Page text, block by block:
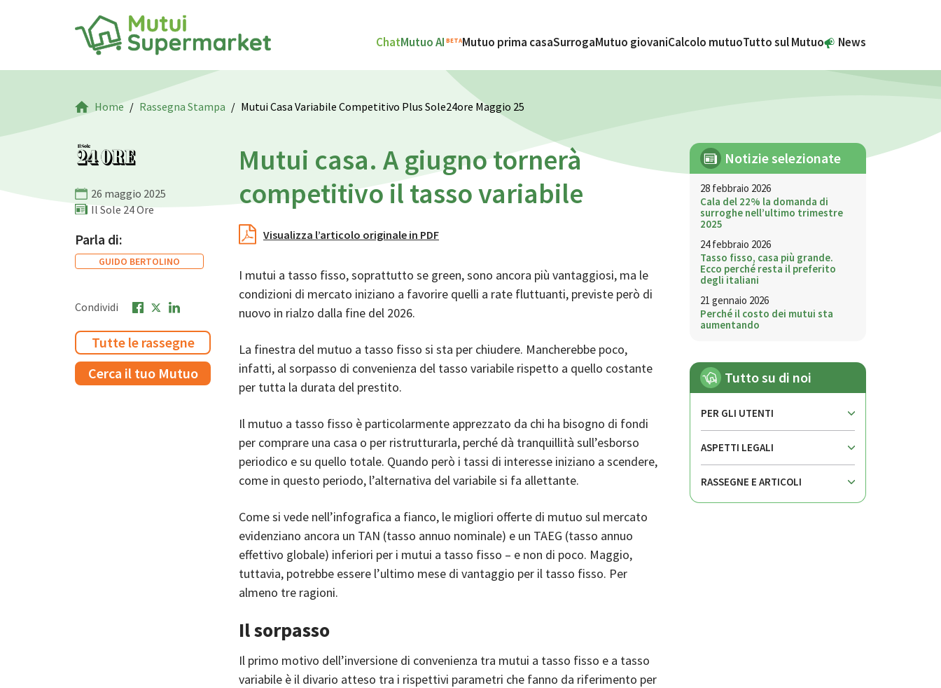
ChatMutuo AI BETAMutuo prima casaSurrogaMutuo giovaniCalcolo mutuoTutto sul Mutuo News
Home Rassegna Stampa Mutui Casa Variabile Competitivo Plus Sole24ore Maggio 25
26 maggio 2025
Il Sole 24 Ore
Parla di:
GUIDO BERTOLINO
Condividi
Tutte le rassegne
Cerca il tuo Mutuo
Mutui casa. A giugno tornerà
competitivo il tasso variabile
Visualizza l’articolo originale in PDF
I mutui a tasso fisso, soprattutto se green, sono ancora più vantaggiosi, ma le
condizioni di mercato iniziano a favorire quelli a rate fluttuanti, previste però di
nuovo in rialzo dalla fine del 2026.
La finestra del mutuo a tasso fisso si sta per chiudere. Mancherebbe poco,
infatti, al sorpasso di convenienza del tasso variabile rispetto a quello costante
per tutta la durata del prestito.
Il mutuo a tasso fisso è particolarmente apprezzato da chi ha bisogno di fondi
per comprare una casa o per ristrutturarla, perché dà tranquillità sull’esborso
periodico e su quello totale. Quando però i tassi di interesse iniziano a scendere,
come in questo periodo, l’alternativa del variabile si fa allettante.
Come si vede nell’infografica a fianco, le migliori offerte di mutuo sul mercato
evidenziano ancora un TAN (tasso annuo nominale) e un TAEG (tasso annuo
effettivo globale) inferiori per i mutui a tasso fisso – e non di poco. Maggio,
tuttavia, potrebbe essere l’ultimo mese di vantaggio per il tasso fisso. Per
almeno tre ragioni.
Il sorpasso
Il primo motivo dell’inversione di convenienza tra mutui a tasso fisso e a tasso
variabile è il divario atteso tra i rispettivi parametri che fanno da riferimento per
Notizie selezionate
28 febbraio 2026
Cala del 22% la domanda di
surroghe nell’ultimo trimestre
2025
24 febbraio 2026
Tasso fisso, casa più grande.
Ecco perché resta il preferito
degli italiani
21 gennaio 2026
Perché il costo dei mutui sta
aumentando
Tutto su di noi
PER GLI UTENTI
ASPETTI LEGALI
RASSEGNE E ARTICOLI